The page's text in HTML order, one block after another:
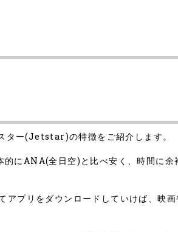
ター(Jetstar)の特徴をご紹介します。
ANA(全日空)と比べ安く、時間に余
プリをダウンロードしていけば、映